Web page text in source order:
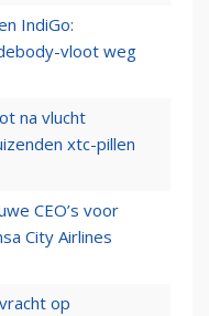
IndiGo:
vloot weg
na vlucht
xtc-pillen
CEO’s voor
City Airlines
op